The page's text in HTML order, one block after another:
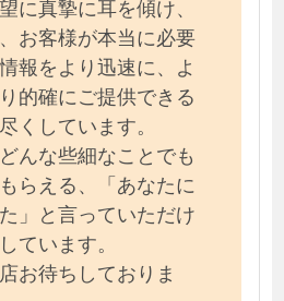
に真摯に耳を傾け、
お客様が本当に必要
報をより迅速に、よ
的確にご提供できる
くしています。
んな些細なことでも
らえる、「あなたに
」と言っていただけ
ています。
お待ちしておりま